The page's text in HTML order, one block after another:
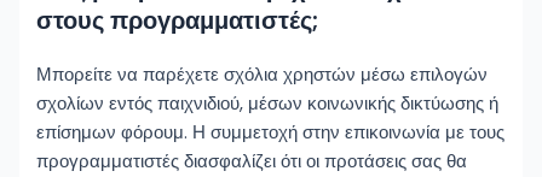
στους προγραμματιστές;
Μπορείτε να παρέχετε σχόλια χρηστών μέσω επιλογών
σχολίων εντός παιχνιδιού, μέσων κοινωνικής δικτύωσης ή
επίσημων φόρουμ. Η συμμετοχή στην επικοινωνία με τους
προγραμματιστές διασφαλίζει ότι οι προτάσεις σας θα